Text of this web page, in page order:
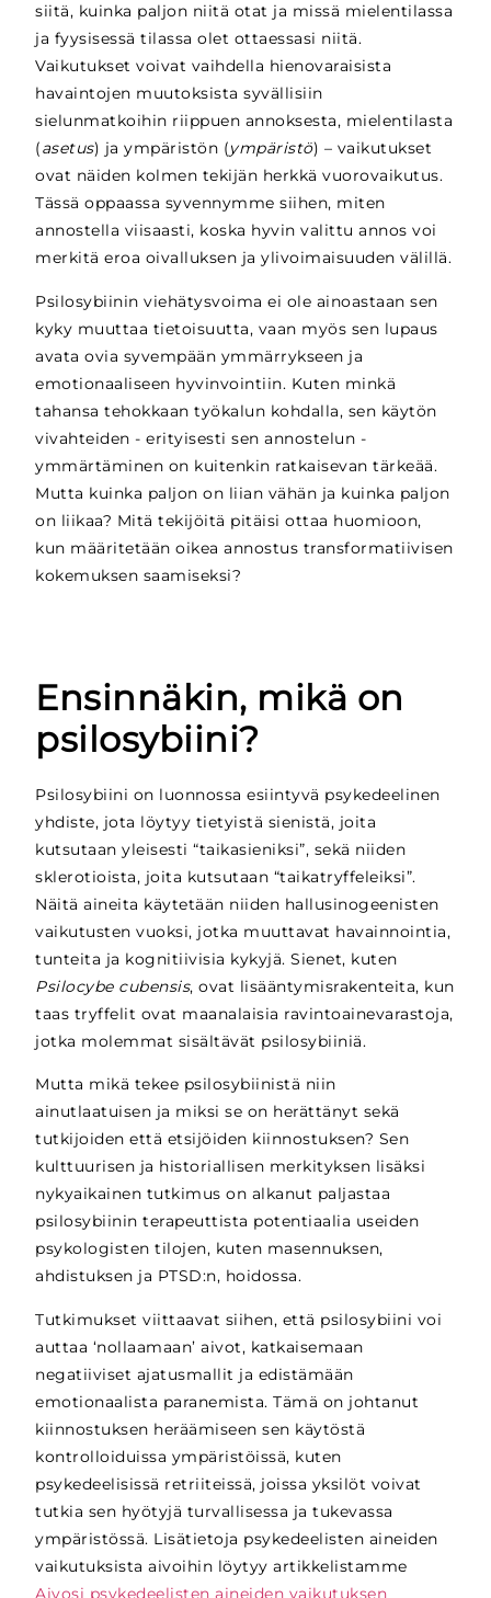
siitä, kuinka paljon niitä otat ja missä mielentilassa
ja fyysisessä tilassa olet ottaessasi niitä.
Vaikutukset voivat vaihdella hienovaraisista
havaintojen muutoksista syvällisiin
sielunmatkoihin riippuen annoksesta, mielentilasta
(asetus) ja ympäristön (ympäristö) – vaikutukset
ovat näiden kolmen tekijän herkkä vuorovaikutus.
Tässä oppaassa syvennymme siihen, miten
annostella viisaasti, koska hyvin valittu annos voi
merkitä eroa oivalluksen ja ylivoimaisuuden välillä.
Psilosybiinin viehätysvoima ei ole ainoastaan sen
kyky muuttaa tietoisuutta, vaan myös sen lupaus
avata ovia syvempään ymmärrykseen ja
emotionaaliseen hyvinvointiin. Kuten minkä
tahansa tehokkaan työkalun kohdalla, sen käytön
vivahteiden - erityisesti sen annostelun -
ymmärtäminen on kuitenkin ratkaisevan tärkeää.
Mutta kuinka paljon on liian vähän ja kuinka paljon
on liikaa? Mitä tekijöitä pitäisi ottaa huomioon,
kun määritetään oikea annostus transformatiivisen
kokemuksen saamiseksi?
Ensinnäkin, mikä on
psilosybiini?
Psilosybiini on luonnossa esiintyvä psykedeelinen
yhdiste, jota löytyy tietyistä sienistä, joita
kutsutaan yleisesti “taikasieniksi”, sekä niiden
sklerotioista, joita kutsutaan “taikatryffeleiksi”.
Näitä aineita käytetään niiden hallusinogeenisten
vaikutusten vuoksi, jotka muuttavat havainnointia,
tunteita ja kognitiivisia kykyjä. Sienet, kuten
Psilocybe cubensis, ovat lisääntymisrakenteita, kun
taas tryffelit ovat maanalaisia ravintoainevarastoja,
jotka molemmat sisältävät psilosybiiniä.
Mutta mikä tekee psilosybiinistä niin
ainutlaatuisen ja miksi se on herättänyt sekä
tutkijoiden että etsijöiden kiinnostuksen? Sen
kulttuurisen ja historiallisen merkityksen lisäksi
nykyaikainen tutkimus on alkanut paljastaa
psilosybiinin terapeuttista potentiaalia useiden
psykologisten tilojen, kuten masennuksen,
ahdistuksen ja PTSD:n, hoidossa.
Tutkimukset viittaavat siihen, että psilosybiini voi
auttaa ‘nollaamaan’ aivot, katkaisemaan
negatiiviset ajatusmallit ja edistämään
emotionaalista paranemista. Tämä on johtanut
kiinnostuksen heräämiseen sen käytöstä
kontrolloiduissa ympäristöissä, kuten
psykedeelisissä retriiteissä, joissa yksilöt voivat
tutkia sen hyötyjä turvallisessa ja tukevassa
ympäristössä. Lisätietoja psykedeelisten aineiden
vaikutuksista aivoihin löytyy artikkelistamme
Aivosi psykedeelisten aineiden vaikutuksen